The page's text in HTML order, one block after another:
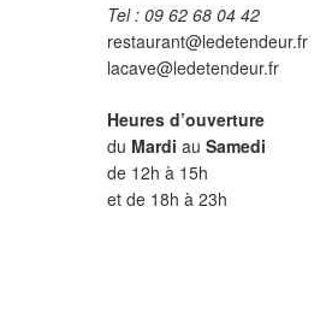
Tel : 09 62 68 04 42
restaurant@ledetendeur.fr
lacave@ledetendeur.fr
Heures d’ouverture
du Mardi au Samedi
de 12h à 15h
et de 18h à 23h